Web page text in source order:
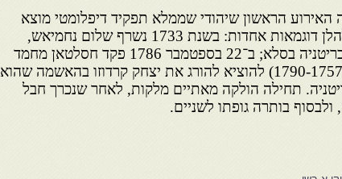
האירוע הראשון שיהודי שממלא תפקיד דיפלומטי מוצא
להורג בלא חקירה ומשפט. להלן דוגמאות אחדות: בשנת 1733 נשרף שלום נחמיאש,
תורגמן של סגן הקונסול של בריטניה בסלא; ב־22 בספטמבר 1786 פקד חסלטאן מחמד
אבן עבדאללה (שלט בשנים 1790-1757) להוציא להורג את יצחק קרדוזו בהאשמה שהוא
תחילה הולקה מאתיים מלקות, לאחר שנכרך חבל
ולבסוף בותרה גופתו לשניים.